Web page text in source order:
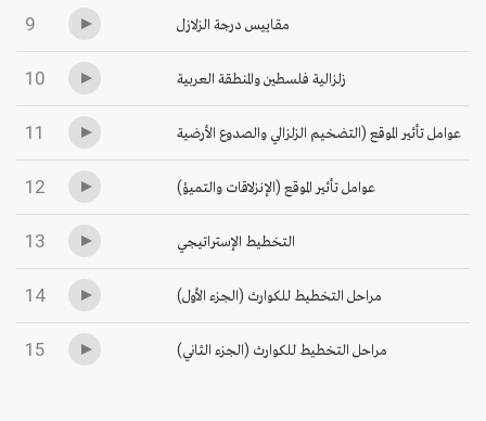
9 مقاييس درجة الزلازل
10 زلزالية فلسطين والمنطقة العربية
11 عوامل تأثير الموقع (التضخيم الزلزالي والصدوع الأرضية
12 عوامل تأثير الموقع (الإنزلاقات والتميؤ)
13 التخطيط الإستراتيجي
14 مراحل التخطيط للكوارث (الجزء الأول)
15 مراحل التخطيط للكوارث (الجزء الثاني)